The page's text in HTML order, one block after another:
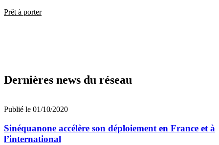
Prêt à porter
Dernières news du réseau
Publié le 01/10/2020
Sinéquanone accélère son déploiement en France et à
l’international